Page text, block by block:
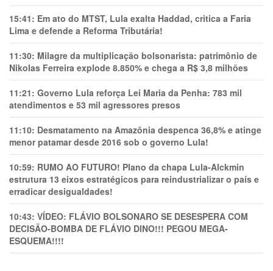
15:41: Em ato do MTST, Lula exalta Haddad, critica a Faria
Lima e defende a Reforma Tributária!
11:30: Milagre da multiplicação bolsonarista: patrimônio de
Nikolas Ferreira explode 8.850% e chega a R$ 3,8 milhões
11:21: Governo Lula reforça Lei Maria da Penha: 783 mil
atendimentos e 53 mil agressores presos
11:10: Desmatamento na Amazônia despenca 36,8% e atinge
menor patamar desde 2016 sob o governo Lula!
10:59: RUMO AO FUTURO! Plano da chapa Lula-Alckmin
estrutura 13 eixos estratégicos para reindustrializar o país e
erradicar desigualdades!
10:43: VÍDEO: FLÁVIO BOLSONARO SE DESESPERA COM
DECISÃO-BOMBA DE FLÁVIO DINO!!! PEGOU MEGA-
ESQUEMA!!!!